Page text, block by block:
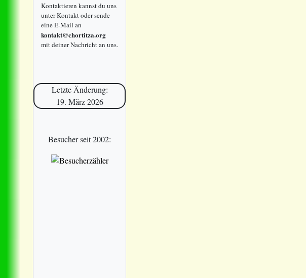
Kontaktieren kannst du uns
unter Kontakt oder sende
eine E-Mail an
kontakt@chortitza.org
mit deiner Nachricht an uns.
Letzte Änderung:
19. März 2026
Besucher seit 2002: